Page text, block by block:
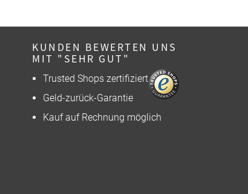
KUNDEN BEWERTEN UNS
MIT "SEHR GUT"
Trusted Shops zertifiziert
Geld-zurück-Garantie
Kauf auf Rechnung möglich